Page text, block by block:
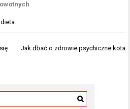
dieta
Jak dbać o zdrowie psychiczne kota